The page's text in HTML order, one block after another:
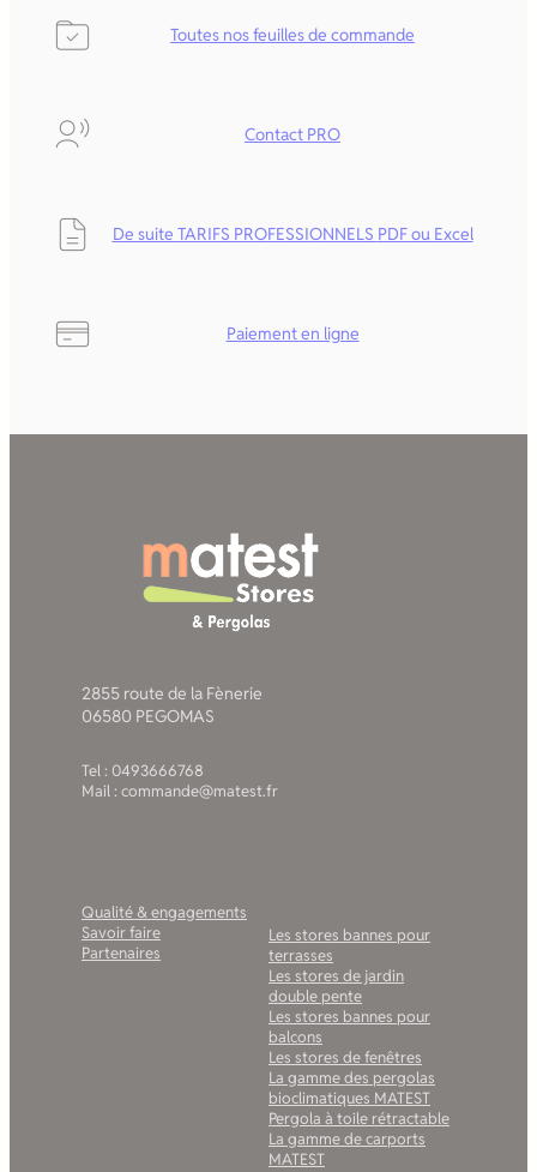
Toutes nos feuilles de commande
Contact PRO
De suite TARIFS PROFESSIONNELS PDF ou Excel
Paiement en ligne
2855 route de la Fènerie
06580 PEGOMAS
Tel : 0493666768
Mail : commande@matest.fr
Qualité & engagements
Savoir faire
Partenaires
Les stores bannes pour
terrasses
Les stores de jardin
double pente
Les stores bannes pour
balcons
Les stores de fenêtres
La gamme des pergolas
bioclimatiques MATEST
Pergola à toile rétractable
La gamme de carports
MATEST